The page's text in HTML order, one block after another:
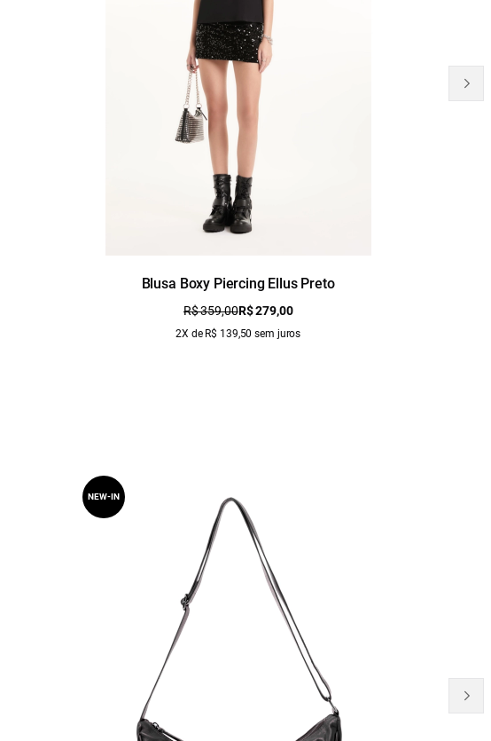
Blusa Boxy Piercing Ellus Preto
R$ 359,00R$ 279,00
2X de R$ 139,50 sem juros
NEW-IN